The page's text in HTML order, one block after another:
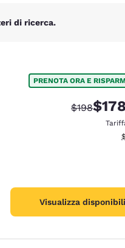
di ricerca.
PRENOTA ORA E
Tariffa di
$198Tariffa
$178
Visualizza